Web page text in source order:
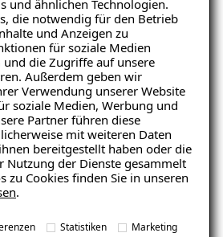
und ähnlichen Technologien.
die notwendig für den Betrieb
und Anzeigen zu
für soziale Medien
die Zugriffe auf unsere
Außerdem geben wir
Verwendung unserer Website
soziale Medien, Werbung und
Partner führen diese
mit weiteren Daten
bereitgestellt haben oder die
Nutzung der Dienste gesammelt
zu Cookies finden Sie in unseren
.
Statistiken Marketing
und